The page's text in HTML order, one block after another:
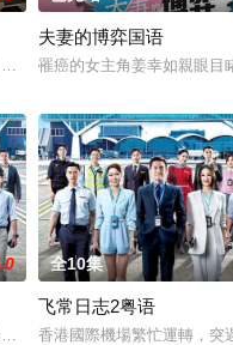
以家庭为主，今次当然不例外
權勢、追求不屬於自己的愛
，然而，當欲望失控，過份貪
夫妻的博弈国语
罹癌的女主角姜幸如親眼目
奇迹地回到五年前⋯獲得「重
（楊明飾），令自己身陷囹
系統故障而出現混亂，客運大
全10集
飞常日志2粤语
香港國際機場繁忙運轉，突